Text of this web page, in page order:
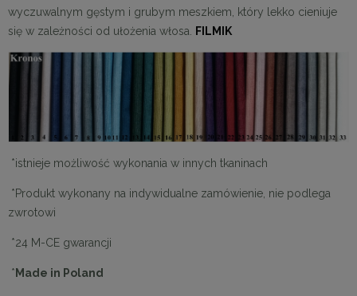
wyczuwalnym gęstym i grubym meszkiem, który lekko cieniuje
się w zależności od ułożenia włosa.
FILMIK
*istnieje możliwość wykonania w innych tkaninach
*Produkt wykonany na indywidualne zamówienie, nie podlega
zwrotowi
*24 M-CE gwarancji
* Made in Poland